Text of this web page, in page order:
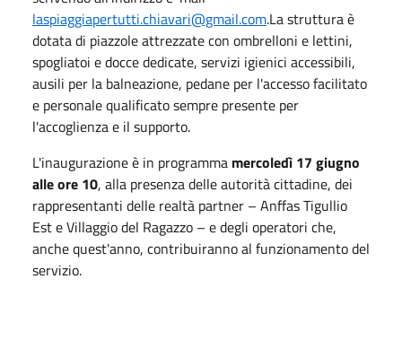
laspiaggiapertutti.chiavari@gmail.com.La struttura è
dotata di piazzole attrezzate con ombrelloni e lettini,
spogliatoi e docce dedicate, servizi igienici accessibili,
ausili per la balneazione, pedane per l'accesso facilitato
e personale qualificato sempre presente per
l'accoglienza e il supporto.
L'inaugurazione è in programma mercoledì 17 giugno
alle ore 10, alla presenza delle autorità cittadine, dei
rappresentanti delle realtà partner – Anffas Tigullio
Est e Villaggio del Ragazzo – e degli operatori che,
anche quest'anno, contribuiranno al funzionamento del
servizio.